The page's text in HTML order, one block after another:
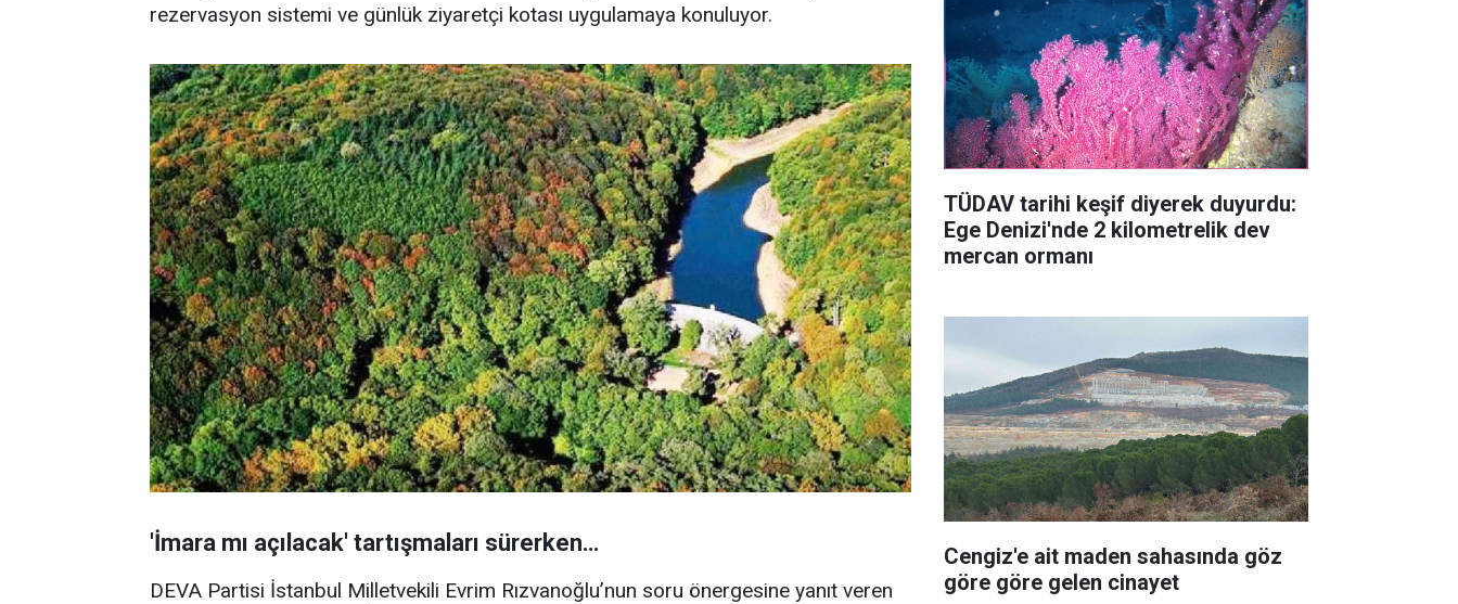
rezervasyon sistemi ve günlük ziyaretçi kotası uygulamaya konuluyor.
'İmara mı açılacak' tartışmaları sürerken…
DEVA Partisi İstanbul Milletvekili Evrim Rızvanoğlu’nun soru önergesine yanıt veren
TÜDAV tarihi keşif diyerek duyurdu:
Ege Denizi'nde 2 kilometrelik dev
mercan ormanı
Cengiz'e ait maden sahasında göz
göre göre gelen cinayet